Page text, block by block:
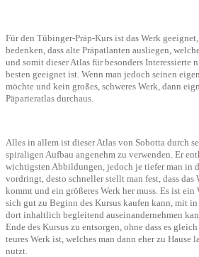
Für den Tübinger-Präp-Kurs ist das Werk
bedenken, dass alte Präpatlanten ausliegen,
und somit dieser Atlas für besonders Interessierte
besten geeignet ist. Wenn man jedoch seinen
möchte und kein großes, schweres Werk, dann
Päparieratlas durchaus.
Alles in allem ist dieser Atlas von Sobotta durch
spiraligen Aufbau angenehm zu verwenden. Er
wichtigsten Abbildungen, jedoch je tiefer man in
vordringt, desto schneller stellt man fest, dass das
kommt und ein größeres Werk her muss. Es ist ein
sich gut zu Beginn des Kursus kaufen kann, mit in
dort inhaltlich begleitend auseinandernehmen
Ende des Kursus zu entsorgen, ohne dass es
teures Werk ist, welches man dann eher zu Hause
nutzt.